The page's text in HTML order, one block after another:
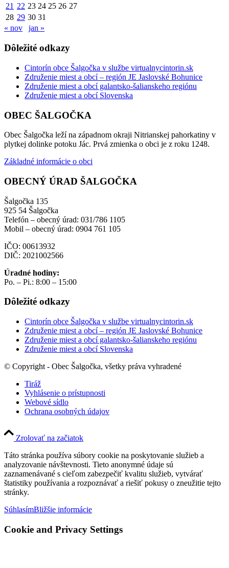
21 22 23 24 25 26 27
28 29 30 31
« nov
jan »
Dôležité odkazy
Cintorín obce Šalgočka v službe virtualnycintorin.sk
Združenie miest a obcí – región JE Jaslovské Bohunice
Združenie miest a obcí galantsko-šalianskeho regiónu
Združenie miest a obcí Slovenska
OBEC ŠALGOČKA
Obec Šalgočka leží na západnom okraji Nitrianskej pahorkatiny v
plytkej dolinke potoku Jác. Prvá zmienka o obci je z roku 1248.
Základné informácie o obci
OBECNÝ ÚRAD ŠALGOČKA
Šalgočka 135
925 54 Šalgočka
Telefón – obecný úrad: 031/786 1105
Mobil – obecný úrad: 0904 761 105
IČO: 00613932
DIČ: 2021002566
Úradné hodiny:
Po. – Pi.: 8:00 – 15:00
Dôležité odkazy
Cintorín obce Šalgočka v službe virtualnycintorin.sk
Združenie miest a obcí – región JE Jaslovské Bohunice
Združenie miest a obcí galantsko-šalianskeho regiónu
Združenie miest a obcí Slovenska
© Copyright - Obec Šalgočka, všetky práva vyhradené
Tiráž
Vyhlásenie o prístupnosti
Webové sídlo
Ochrana osobných údajov
Zrolovať na začiatok
Táto stránka používa súbory cookie na poskytovanie služieb a
analyzovanie návštevnosti. Tieto anonymné údaje sú
zaznamenávané s cieľom zabezpečiť kvalitu služieb, vytvárať
štatistiky používania a rozpoznávať a riešiť pokusy o zneužitie tejto
stránky.
SúhlasímBližšie informácie
Cookie and Privacy Settings